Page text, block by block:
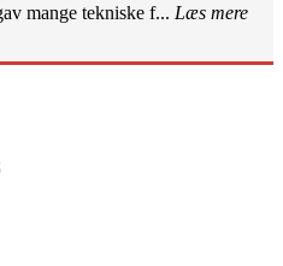
mange tekniske f... Læs mere